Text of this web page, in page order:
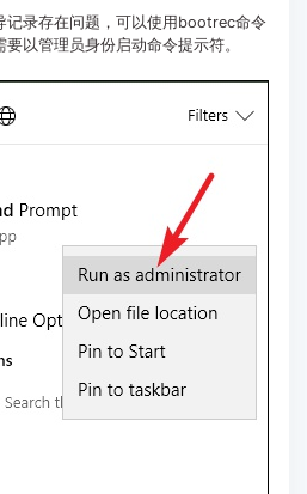
记录存在问题，可以使用bootrec命令
以管理员身份启动命令提示符。